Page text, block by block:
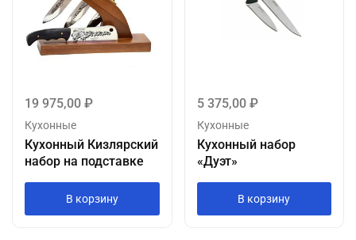
19 975,00 ₽
Кухонные
Кухонный Кизлярский
набор на подставке
В корзину
5 375,00 ₽
Кухонные
Кухонный набор
«Дуэт»
В корзину